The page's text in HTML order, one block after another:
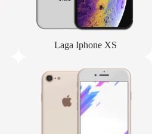
Laga Iphone XS